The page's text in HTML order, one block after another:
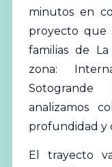
minutos en
proyecto que
familias de
zona:
analizamos
profundidad y
El trayecto